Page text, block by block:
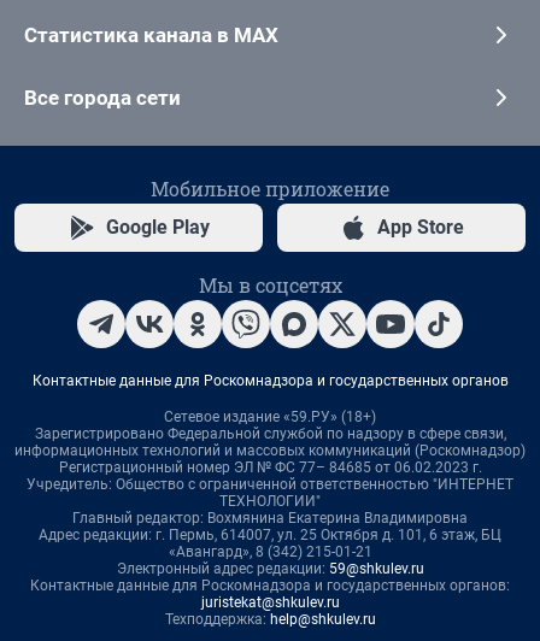
Статистика канала в MAX
Все города сети
Мобильное приложение
Google Play App Store
Мы в соцсетях
Контактные данные для Роскомнадзора и государственных органов
Сетевое издание «59.РУ» (18+)
Зарегистрировано Федеральной службой по надзору в сфере связи,
информационных технологий и массовых коммуникаций (Роскомнадзор)
Регистрационный номер ЭЛ № ФС 77– 84685 от 06.02.2023 г.
Учредитель: Общество с ограниченной ответственностью "ИНТЕРНЕТ
ТЕХНОЛОГИИ"
Главный редактор: Вохмянина Екатерина Владимировна
Адрес редакции: г. Пермь, 614007, ул. 25 Октября д. 101, 6 этаж, БЦ
«Авангард», 8 (342) 215-01-21
Электронный адрес редакции: 59@shkulev.ru
Контактные данные для Роскомнадзора и государственных органов:
juristekat@shkulev.ru
Техподдержка: help@shkulev.ru